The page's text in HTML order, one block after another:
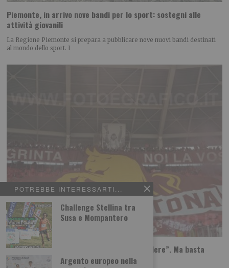
POTREBBE INTERESSARTI...
Challenge Stellina tra
Susa e Mompantero
Argento europeo nella
Piemonte, in arrivo nove bandi per lo sport: sostegni alle
attività giovanili
La Regione Piemonte si prepara a pubblicare nove nuovi bandi destinati
al mondo dello sport. I
Torino, la solita protesta: “Cairo deve vendere”. Ma basta
dirlo?